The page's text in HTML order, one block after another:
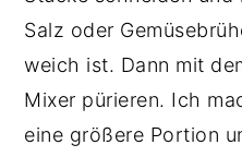
Salz oder
weich ist. Dann mit
Mixer pürieren. Ich
eine größere Portion